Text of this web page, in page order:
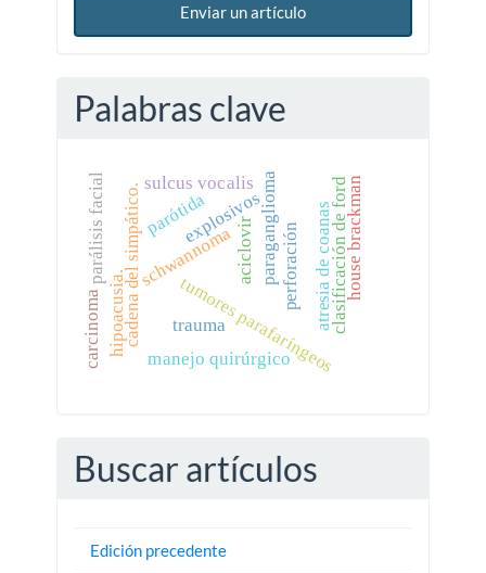
Enviar un artículo
Palabras clave
schwannoma paraganglioma
tumores parafaríngeos
cadena del simpático. atresia de coanas
manejo quirúrgico
perforación
trauma
explosivos
hipoacusia.
sulcus vocalis clasificación de ford
parálisis facial house brackman
aciclovir
carcinoma
parótida
Buscar artículos
Edición precedente